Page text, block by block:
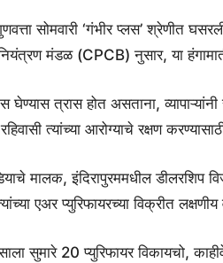
सोमवारी ‘गंभीर प्लस’ श्रेणीत
मंडळ (CPCB) नुसार, या
घेण्यास त्रास होत असताना,
त्यांच्या आरोग्याचे रक्षण
मालक, इंदिरापुरममधील डीलरशिप
एअर प्युरिफायरच्या विक्रीत
सुमारे 20 प्युरिफायर विकायचो,